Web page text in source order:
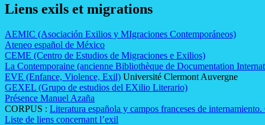
Liens exils et migrations
AEMIC (Asociación Exilios y MIgraciones Contemporáneos)
Ateneo español de México
CEME (Centro de Estudios de Migraciones e Exilios)
La Contemporaine (ancienne Bibliothèque de Documentation
EVE (Enfance, Violence, Exil) Université Clermont Auvergne
GEXEL (Grupo de estudios del EXilio Literario)
Présence Manuel Azaña
CORPUS : Literatura española y campos franceses de
Liste de liens concernant l’exil